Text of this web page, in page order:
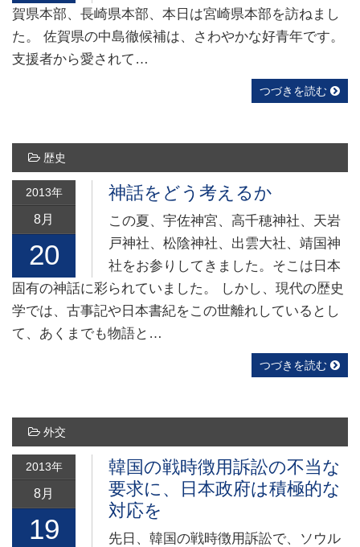
賀県本部、長崎県本部、本日は宮崎県本部を訪ねまし
た。 佐賀県の中島徹候補は、さわやかな好青年です。
支援者から愛されて…
つづきを読む
歴史
2013年
8月
20
神話をどう考えるか
この夏、宇佐神宮、高千穂神社、天岩
戸神社、松陰神社、出雲大社、靖国神
社をお参りしてきました。そこは日本
固有の神話に彩られていました。 しかし、現代の歴史
学では、古事記や日本書紀をこの世離れしているとし
て、あくまでも物語と…
つづきを読む
外交
2013年
8月
19
韓国の戦時徴用訴訟の不当な
要求に、日本政府は積極的な
対応を
先日、韓国の戦時徴用訴訟で、ソウル